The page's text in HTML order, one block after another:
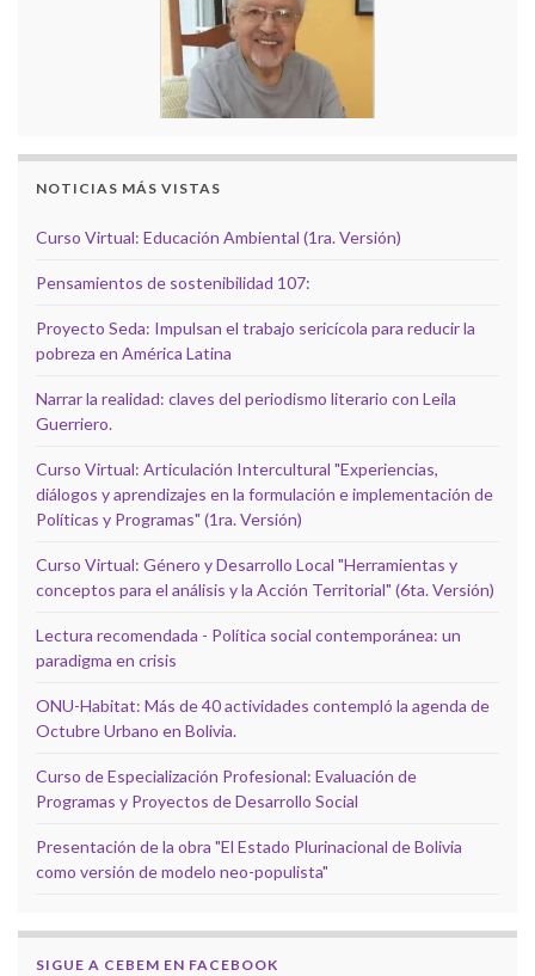
NOTICIAS MÁS VISTAS
Curso Virtual: Educación Ambiental (1ra. Versión)
Pensamientos de sostenibilidad 107:
Proyecto Seda: Impulsan el trabajo sericícola para reducir la
pobreza en América Latina
Narrar la realidad: claves del periodismo literario con Leila
Guerriero.
Curso Virtual: Articulación Intercultural "Experiencias,
diálogos y aprendizajes en la formulación e implementación de
Políticas y Programas" (1ra. Versión)
Curso Virtual: Género y Desarrollo Local "Herramientas y
conceptos para el análisis y la Acción Territorial" (6ta. Versión)
Lectura recomendada - Política social contemporánea: un
paradigma en crisis
ONU-Habitat: Más de 40 actividades contempló la agenda de
Octubre Urbano en Bolivia.
Curso de Especialización Profesional: Evaluación de
Programas y Proyectos de Desarrollo Social
Presentación de la obra "El Estado Plurinacional de Bolivia
como versión de modelo neo-populista"
SIGUE A CEBEM EN FACEBOOK